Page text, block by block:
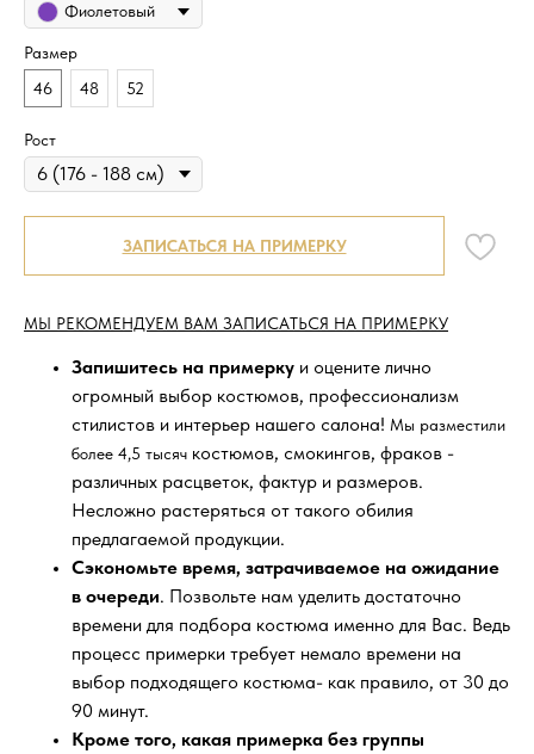
Фиолетовый
Размер
46
48 52
Рост
ЗАПИСАТЬСЯ НА ПРИМЕРКУ
МЫ РЕКОМЕНДУЕМ ВАМ ЗАПИСАТЬСЯ НА ПРИМЕРКУ
Запишитесь на примерку и оцените лично
огромный выбор костюмов, профессионализм
стилистов и интерьер нашего салона! Мы разместили
более 4,5 тысяч костюмов, смокингов, фраков -
различных расцветок, фактур и размеров.
Несложно растеряться от такого обилия
предлагаемой продукции.
Сэкономьте время, затрачиваемое на ожидание
в очереди. Позвольте нам уделить достаточно
времени для подбора костюма именно для Вас. Ведь
процесс примерки требует немало времени на
выбор подходящего костюма- как правило, от 30 до
90 минут.
Кроме того, какая примерка без группы